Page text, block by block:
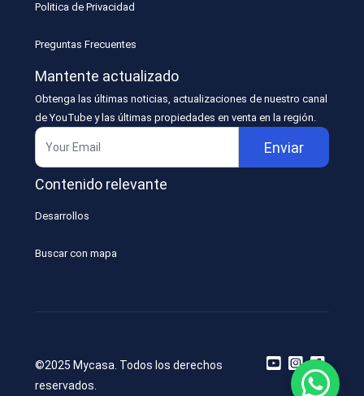
Politica de Privacidad
Preguntas Frecuentes
Mantente actualizado
Obtenga las últimas noticias, actualizaciones de nuestro canal
de YouTube y las últimas propiedades en venta en la región.
Enviar
Contenido relevante
Desarrollos
Buscar con mapa
©2025 Mycasa. Todos los derechos
reservados.